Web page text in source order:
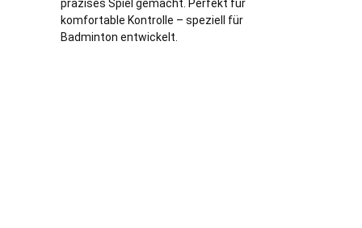
präzises Spiel gemacht. Perfekt für
komfortable Kontrolle – speziell für
Badminton entwickelt.